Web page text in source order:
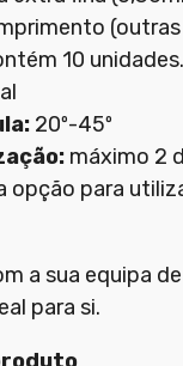
10
20º-45º
máximo 2
opção para
a sua equipa
para si.